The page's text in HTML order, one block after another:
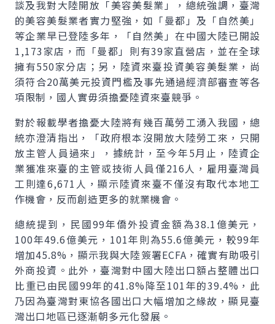
談及我對大陸開放「美容美髮業」，總統強調，臺灣
的美容美髮業者實力堅強，如「曼都」及「自然美」
等企業早已登陸多年，「自然美」在中國大陸已開設
1,173家店，而「曼都」則有39家直營店，並在全球
擁有550家分店；另，陸資來臺投資美容美髮業，尚
須符合20萬美元投資門檻及事先通過經濟部審查等各
項限制，國人實毋須擔憂陸資來臺競爭。
對於報載學者擔憂大陸將有幾百萬勞工湧入我國，總
統亦澄清指出，「政府根本沒開放大陸勞工來，只開
放主管人員過來」，據統計，至今年5月止，陸資企
業獲准來臺的主管或技術人員僅216人，雇用臺灣員
工則達6,671人，顯示陸資來臺不僅沒有取代本地工
作機會，反而創造更多的就業機會。
總統提到，民國99年僑外投資金額為38.1億美元，
100年49.6億美元，101年則為55.6億美元，較99年
增加45.8%，顯示我與大陸簽署ECFA，確實有助吸引
外商投資。此外，臺灣對中國大陸出口額占整體出口
比重已由民國99年的41.8%降至101年的39.4%，此
乃因為臺灣對東協各國出口大幅增加之緣故，顯見臺
灣出口地區已逐漸朝多元化發展。